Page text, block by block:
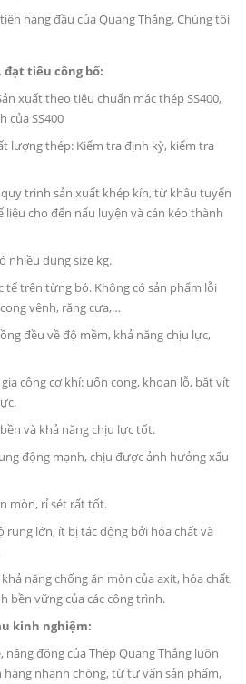
hàng đầu của Quang Thắng. Chúng tôi
đạt tiêu công bố:
xuất theo tiêu chuẩn mác thép SS400,
của SS400
lượng thép: Kiểm tra định kỳ, kiểm tra
trình sản xuất khép kín, từ khâu tuyển
liệu cho đến nấu luyện và cán kéo thành
nhiều dung size kg.
tế trên từng bó. Không có sản phẩm lỗi
vênh, răng cưa,…
đều về độ mềm, khả năng chịu lực,
công cơ khí: uốn cong, khoan lỗ, bắt vít
và khả năng chịu lực tốt.
động mạnh, chịu được ảnh hưởng xấu
mòn, rỉ sét rất tốt.
rung lớn, ít bị tác động bởi hóa chất và
năng chống ăn mòn của axit, hóa chất,
bền vững của các công trình.
kinh nghiệm:
động của Thép Quang Thắng luôn
nhanh chóng, từ tư vấn sản phẩm,